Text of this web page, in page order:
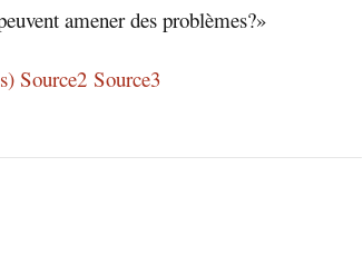
amener des problèmes?»
Source2 Source3